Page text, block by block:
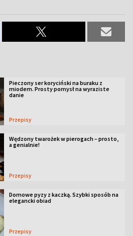
Pieczony ser koryciński na buraku z
miodem. Prosty pomysł na wyraziste
danie
Przepisy
Wędzony twarożek w pierogach – prosto,
a genialnie!
Przepisy
Domowe pyzy z kaczką. Szybki sposób na
elegancki obiad
Przepisy